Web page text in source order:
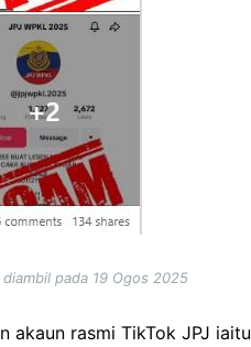
pada 19 Ogos 2025
akaun rasmi TikTok JPJ iaitu